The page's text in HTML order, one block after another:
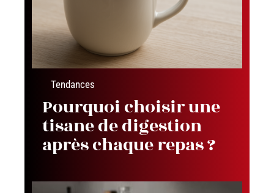
Tendances
Pourquoi choisir une
tisane de digestion
après chaque repas ?